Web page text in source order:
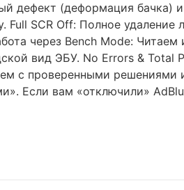
дефект (деформация бачка)
SCR Off: Полное удаление
через Bench Mode:
вид ЭБУ. No Errors &
с проверенными решениями
Если вам «отключили»